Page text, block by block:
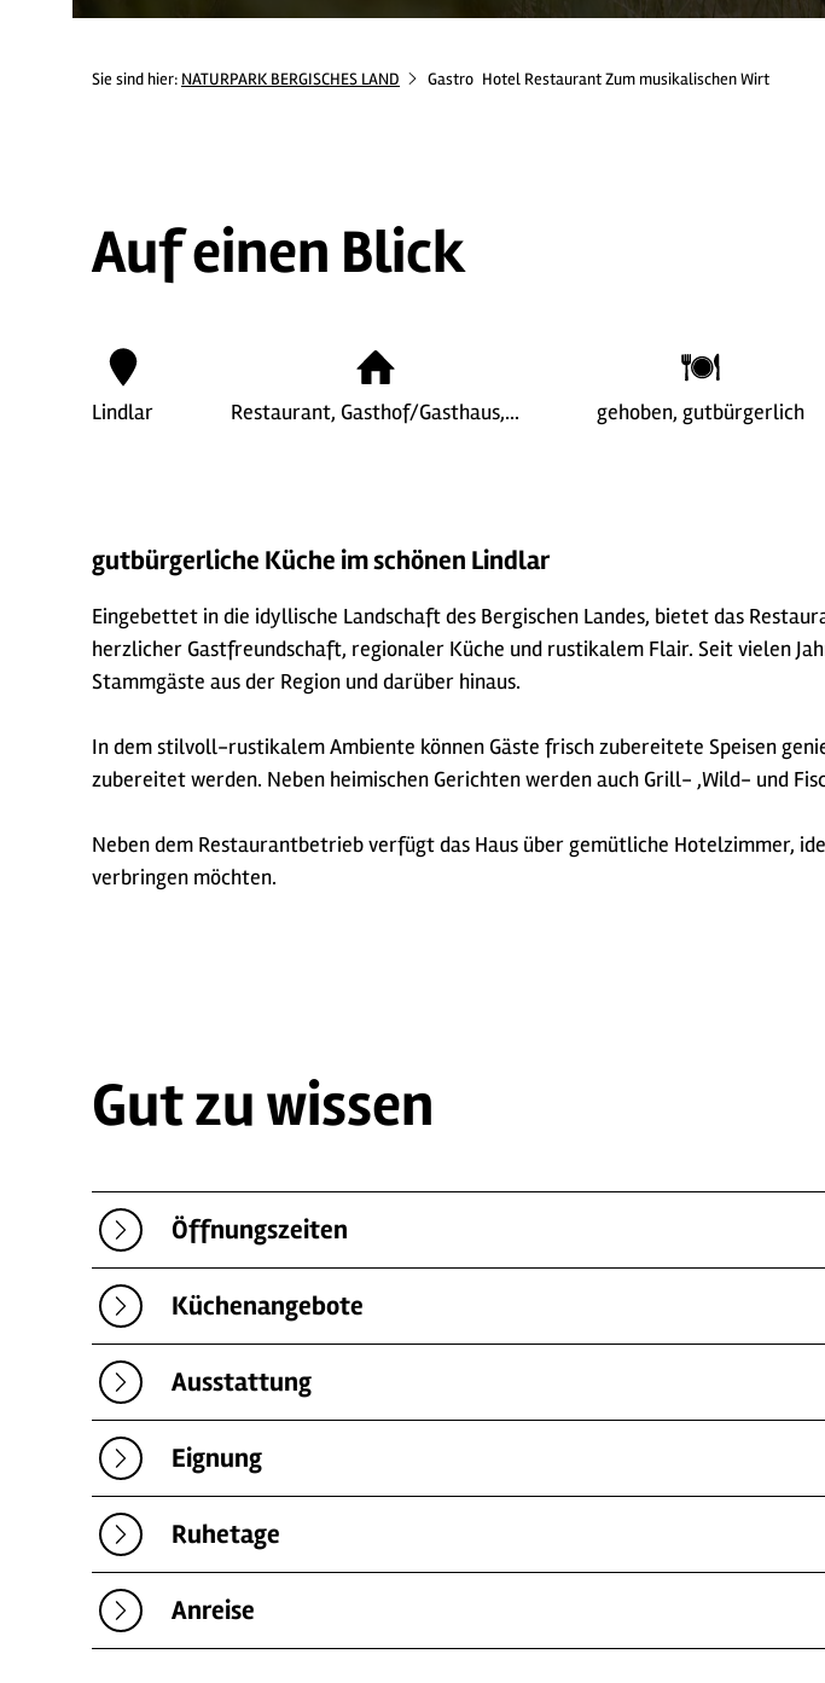
Sie sind hier: NATURPARK BERGISCHES LAND Gastro Hotel Restaurant Zum musikalischen Wirt
Auf einen Blick
Lindlar Restaurant, Gasthof/Gasthaus,… gehoben, gutbürgerlich
gutbürgerliche Küche im schönen Lindlar
Eingebettet in die idyllische Landschaft des Bergischen Landes, bietet das
herzlicher Gastfreundschaft, regionaler Küche und rustikalem Flair. Seit vielen
Stammgäste aus der Region und darüber hinaus.
In dem stilvoll-rustikalem Ambiente können Gäste frisch zubereitete Speisen
zubereitet werden. Neben heimischen Gerichten werden auch Grill- ,Wild- und
Neben dem Restaurantbetrieb verfügt das Haus über gemütliche Hotelzimmer,
verbringen möchten.
Gut zu wissen
Öffnungszeiten
Küchenangebote
Ausstattung
Eignung
Ruhetage
Anreise